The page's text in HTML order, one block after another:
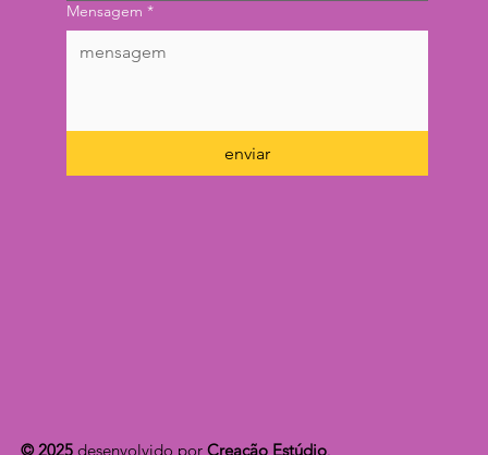
Mensagem *
enviar
© 2025desenvolvido por Creação Estúdio.